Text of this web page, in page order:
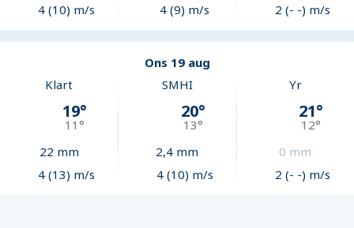
4 (10) m/s
4 (9) m/s
2 (- -) m/s
Ons 19 aug
Klart
19°
11°
22 mm
4 (13) m/s
SMHI
20°
13°
2,4 mm
4 (10) m/s
Yr
21°
12°
0 mm
2 (- -) m/s